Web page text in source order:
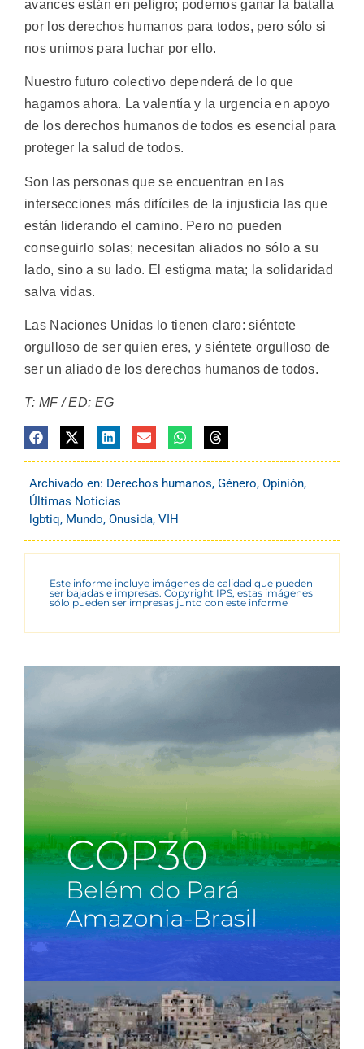
avances están en peligro; podemos ganar la batalla
por los derechos humanos para todos, pero sólo si
nos unimos para luchar por ello.
Nuestro futuro colectivo dependerá de lo que
hagamos ahora. La valentía y la urgencia en apoyo
de los derechos humanos de todos es esencial para
proteger la salud de todos.
Son las personas que se encuentran en las
intersecciones más difíciles de la injusticia las que
están liderando el camino. Pero no pueden
conseguirlo solas; necesitan aliados no sólo a su
lado, sino a su lado. El estigma mata; la solidaridad
salva vidas.
Las Naciones Unidas lo tienen claro: siéntete
orgulloso de ser quien eres, y siéntete orgulloso de
ser un aliado de los derechos humanos de todos.
T: MF / ED: EG
Archivado en: Derechos humanos, Género, Opinión,
Últimas Noticias
lgbtiq, Mundo, Onusida, VIH
Este informe incluye imágenes de calidad que pueden
ser bajadas e impresas. Copyright IPS, estas imágenes
sólo pueden ser impresas junto con este informe